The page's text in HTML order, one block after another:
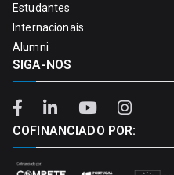
Estudantes
Internacionais
Alumni
SIGA-NOS
COFINANCIADO POR: